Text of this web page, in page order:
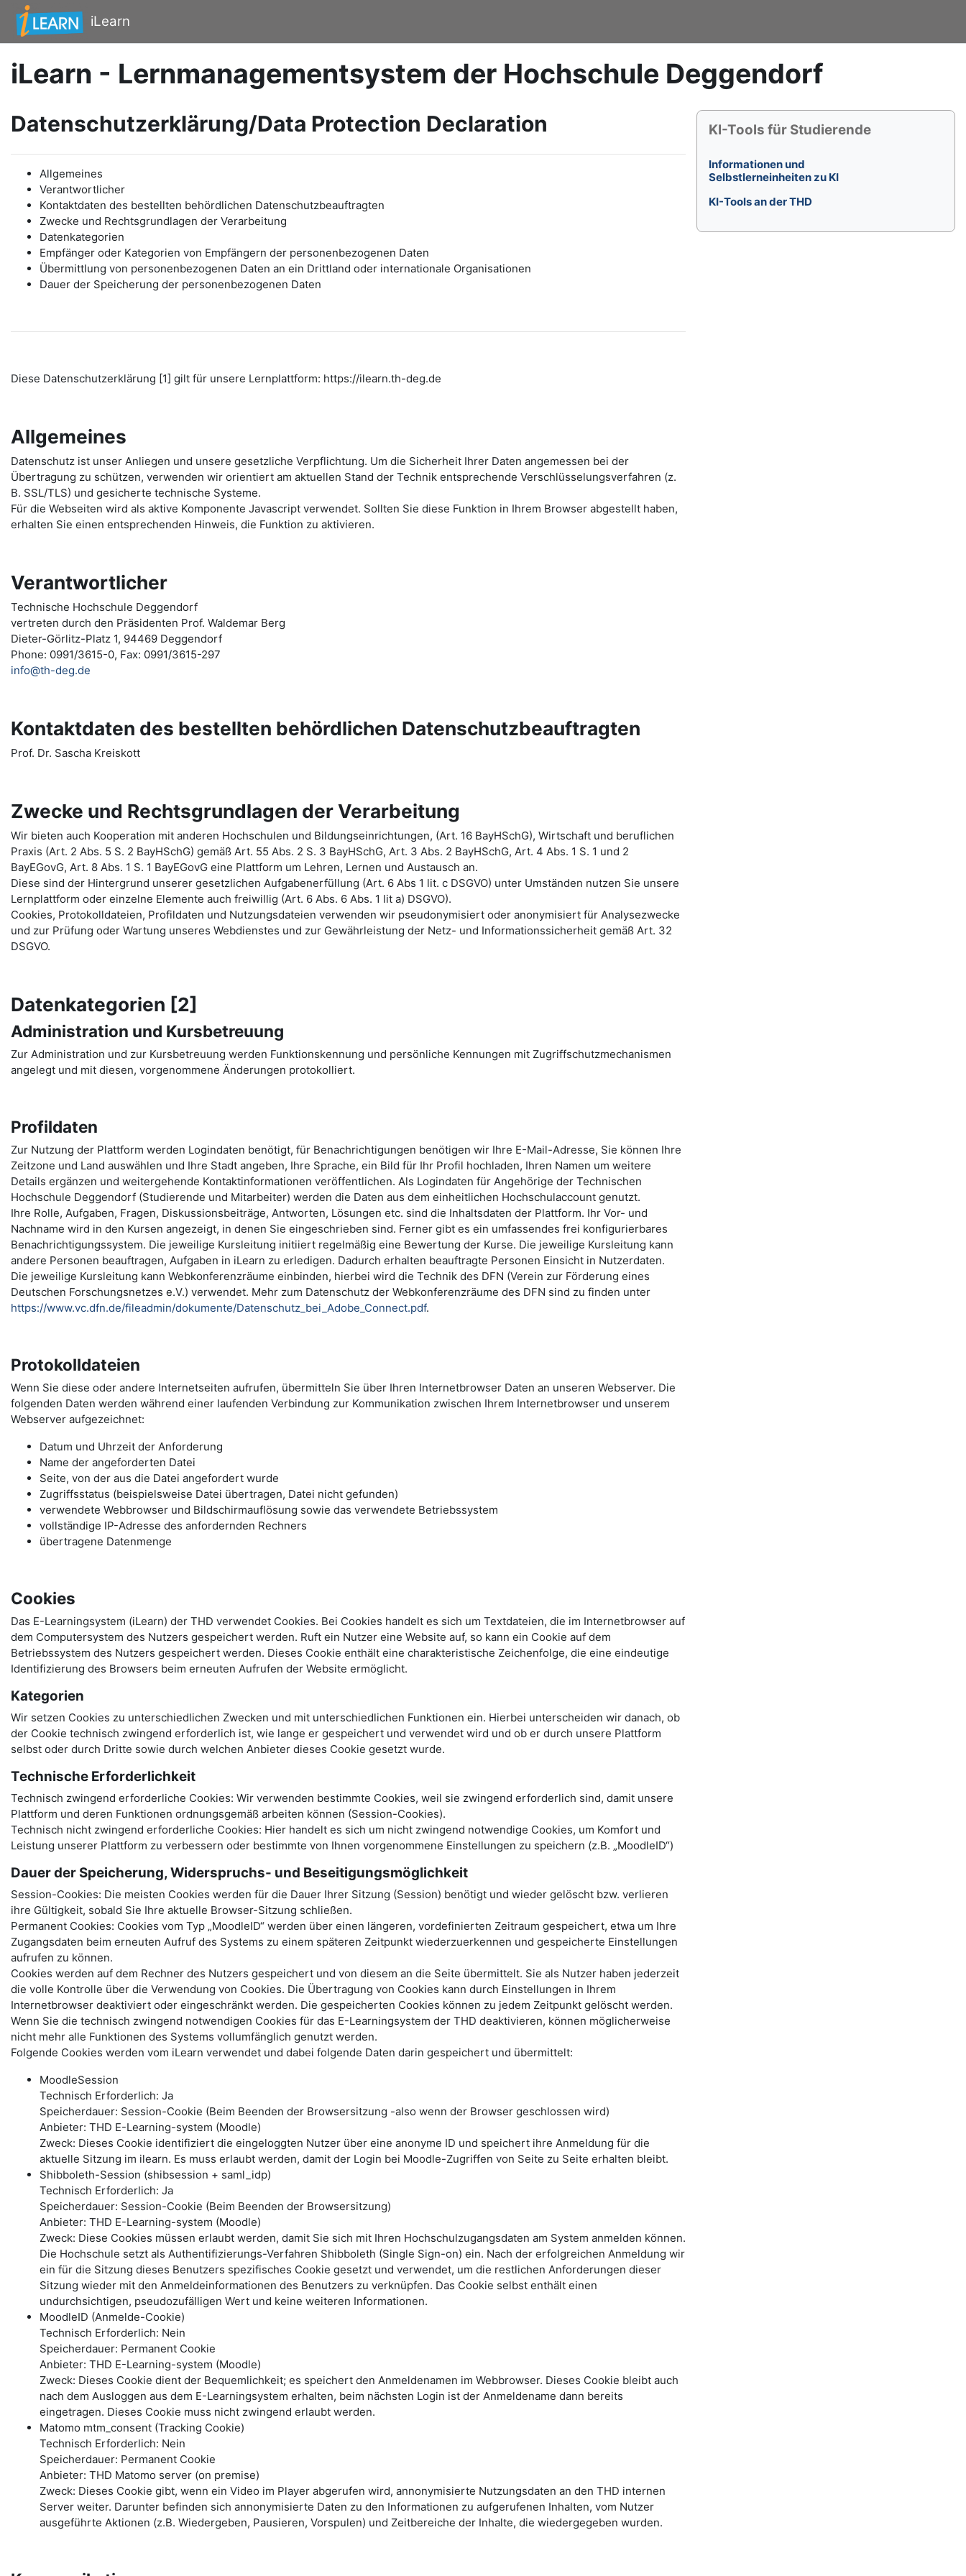
Zum Hauptinhalt
iLearn
iLearn - Lernmanagementsystem der Hochschule Deggendorf
Datenschutzerklärung/Data Protection Declaration
Allgemeines
Verantwortlicher
Kontaktdaten des bestellten behördlichen Datenschutzbeauftragten
Zwecke und Rechtsgrundlagen der Verarbeitung
Datenkategorien
Empfänger oder Kategorien von Empfängern der personenbezogenen Daten
Übermittlung von personenbezogenen Daten an ein Drittland oder internationale Organisationen
Dauer der Speicherung der personenbezogenen Daten
Diese Datenschutzerklärung [1] gilt für unsere Lernplattform: https://ilearn.th-deg.de
Allgemeines
Datenschutz ist unser Anliegen und unsere gesetzliche Verpflichtung. Um die Sicherheit Ihrer Daten angemessen bei der
Übertragung zu schützen, verwenden wir orientiert am aktuellen Stand der Technik entsprechende Verschlüsselungsverfahren (z.
B. SSL/TLS) und gesicherte technische Systeme.
Für die Webseiten wird als aktive Komponente Javascript verwendet. Sollten Sie diese Funktion in Ihrem Browser abgestellt haben,
erhalten Sie einen entsprechenden Hinweis, die Funktion zu aktivieren.
Verantwortlicher
Technische Hochschule Deggendorf
vertreten durch den Präsidenten Prof. Waldemar Berg
Dieter-Görlitz-Platz 1, 94469 Deggendorf
Phone: 0991/3615-0, Fax: 0991/3615-297
info@th-deg.de
Kontaktdaten des bestellten behördlichen Datenschutzbeauftragten
Prof. Dr. Sascha Kreiskott
Zwecke und Rechtsgrundlagen der Verarbeitung
Wir bieten auch Kooperation mit anderen Hochschulen und Bildungseinrichtungen, (Art. 16 BayHSchG), Wirtschaft und beruflichen
Praxis (Art. 2 Abs. 5 S. 2 BayHSchG) gemäß Art. 55 Abs. 2 S. 3 BayHSchG, Art. 3 Abs. 2 BayHSchG, Art. 4 Abs. 1 S. 1 und 2
BayEGovG, Art. 8 Abs. 1 S. 1 BayEGovG eine Plattform um Lehren, Lernen und Austausch an.
Diese sind der Hintergrund unserer gesetzlichen Aufgabenerfüllung (Art. 6 Abs 1 lit. c DSGVO) unter Umständen nutzen Sie unsere
Lernplattform oder einzelne Elemente auch freiwillig (Art. 6 Abs. 6 Abs. 1 lit a) DSGVO).
Cookies, Protokolldateien, Profildaten und Nutzungsdateien verwenden wir pseudonymisiert oder anonymisiert für Analysezwecke
und zur Prüfung oder Wartung unseres Webdienstes und zur Gewährleistung der Netz- und Informationssicherheit gemäß Art. 32
DSGVO.
Datenkategorien [2]
Administration und Kursbetreuung
Zur Administration und zur Kursbetreuung werden Funktionskennung und persönliche Kennungen mit Zugriffschutzmechanismen
angelegt und mit diesen, vorgenommene Änderungen protokolliert.
Profildaten
Zur Nutzung der Plattform werden Logindaten benötigt, für Benachrichtigungen benötigen wir Ihre E-Mail-Adresse, Sie können Ihre
Zeitzone und Land auswählen und Ihre Stadt angeben, Ihre Sprache, ein Bild für Ihr Profil hochladen, Ihren Namen um weitere
Details ergänzen und weitergehende Kontaktinformationen veröffentlichen. Als Logindaten für Angehörige der Technischen
Hochschule Deggendorf (Studierende und Mitarbeiter) werden die Daten aus dem einheitlichen Hochschulaccount genutzt.
Ihre Rolle, Aufgaben, Fragen, Diskussionsbeiträge, Antworten, Lösungen etc. sind die Inhaltsdaten der Plattform. Ihr Vor- und
Nachname wird in den Kursen angezeigt, in denen Sie eingeschrieben sind. Ferner gibt es ein umfassendes frei konfigurierbares
Benachrichtigungssystem. Die jeweilige Kursleitung initiiert regelmäßig eine Bewertung der Kurse. Die jeweilige Kursleitung kann
andere Personen beauftragen, Aufgaben in iLearn zu erledigen. Dadurch erhalten beauftragte Personen Einsicht in Nutzerdaten.
Die jeweilige Kursleitung kann Webkonferenzräume einbinden, hierbei wird die Technik des DFN (Verein zur Förderung eines
Deutschen Forschungsnetzes e.V.) verwendet. Mehr zum Datenschutz der Webkonferenzräume des DFN sind zu finden unter
https://www.vc.dfn.de/fileadmin/dokumente/Datenschutz_bei_Adobe_Connect.pdf.
Protokolldateien
Wenn Sie diese oder andere Internetseiten aufrufen, übermitteln Sie über Ihren Internetbrowser Daten an unseren Webserver. Die
folgenden Daten werden während einer laufenden Verbindung zur Kommunikation zwischen Ihrem Internetbrowser und unserem
Webserver aufgezeichnet:
Datum und Uhrzeit der Anforderung
Name der angeforderten Datei
Seite, von der aus die Datei angefordert wurde
Zugriffsstatus (beispielsweise Datei übertragen, Datei nicht gefunden)
verwendete Webbrowser und Bildschirmauflösung sowie das verwendete Betriebssystem
vollständige IP-Adresse des anfordernden Rechners
übertragene Datenmenge
Cookies
Das E-Learningsystem (iLearn) der THD verwendet Cookies. Bei Cookies handelt es sich um Textdateien, die im Internetbrowser auf
dem Computersystem des Nutzers gespeichert werden. Ruft ein Nutzer eine Website auf, so kann ein Cookie auf dem
Betriebssystem des Nutzers gespeichert werden. Dieses Cookie enthält eine charakteristische Zeichenfolge, die eine eindeutige
Identifizierung des Browsers beim erneuten Aufrufen der Website ermöglicht.
Kategorien
Wir setzen Cookies zu unterschiedlichen Zwecken und mit unterschiedlichen Funktionen ein. Hierbei unterscheiden wir danach, ob
der Cookie technisch zwingend erforderlich ist, wie lange er gespeichert und verwendet wird und ob er durch unsere Plattform
selbst oder durch Dritte sowie durch welchen Anbieter dieses Cookie gesetzt wurde.
Technische Erforderlichkeit
Technisch zwingend erforderliche Cookies: Wir verwenden bestimmte Cookies, weil sie zwingend erforderlich sind, damit unsere
Plattform und deren Funktionen ordnungsgemäß arbeiten können (Session-Cookies).
Technisch nicht zwingend erforderliche Cookies: Hier handelt es sich um nicht zwingend notwendige Cookies, um Komfort und
Leistung unserer Plattform zu verbessern oder bestimmte von Ihnen vorgenommene Einstellungen zu speichern (z.B. „MoodleID“)
Dauer der Speicherung, Widerspruchs- und Beseitigungsmöglichkeit
Session-Cookies: Die meisten Cookies werden für die Dauer Ihrer Sitzung (Session) benötigt und wieder gelöscht bzw. verlieren
ihre Gültigkeit, sobald Sie Ihre aktuelle Browser-Sitzung schließen.
Permanent Cookies: Cookies vom Typ „MoodleID“ werden über einen längeren, vordefinierten Zeitraum gespeichert, etwa um Ihre
Zugangsdaten beim erneuten Aufruf des Systems zu einem späteren Zeitpunkt wiederzuerkennen und gespeicherte Einstellungen
aufrufen zu können.
Cookies werden auf dem Rechner des Nutzers gespeichert und von diesem an die Seite übermittelt. Sie als Nutzer haben jederzeit
die volle Kontrolle über die Verwendung von Cookies. Die Übertragung von Cookies kann durch Einstellungen in Ihrem
Internetbrowser deaktiviert oder eingeschränkt werden. Die gespeicherten Cookies können zu jedem Zeitpunkt gelöscht werden.
Wenn Sie die technisch zwingend notwendigen Cookies für das E-Learningsystem der THD deaktivieren, können möglicherweise
nicht mehr alle Funktionen des Systems vollumfänglich genutzt werden.
Folgende Cookies werden vom iLearn verwendet und dabei folgende Daten darin gespeichert und übermittelt:
MoodleSession
Technisch Erforderlich: Ja
Speicherdauer: Session-Cookie (Beim Beenden der Browsersitzung -also wenn der Browser geschlossen wird)
Anbieter: THD E-Learning-system (Moodle)
Zweck: Dieses Cookie identifiziert die eingeloggten Nutzer über eine anonyme ID und speichert ihre Anmeldung für die
aktuelle Sitzung im ilearn. Es muss erlaubt werden, damit der Login bei Moodle-Zugriffen von Seite zu Seite erhalten bleibt.
Shibboleth-Session (shibsession + saml_idp)
Technisch Erforderlich: Ja
Speicherdauer: Session-Cookie (Beim Beenden der Browsersitzung)
Anbieter: THD E-Learning-system (Moodle)
Zweck: Diese Cookies müssen erlaubt werden, damit Sie sich mit Ihren Hochschulzugangsdaten am System anmelden können.
Die Hochschule setzt als Authentifizierungs-Verfahren Shibboleth (Single Sign-on) ein. Nach der erfolgreichen Anmeldung wir
ein für die Sitzung dieses Benutzers spezifisches Cookie gesetzt und verwendet, um die restlichen Anforderungen dieser
Sitzung wieder mit den Anmeldeinformationen des Benutzers zu verknüpfen. Das Cookie selbst enthält einen
undurchsichtigen, pseudozufälligen Wert und keine weiteren Informationen.
MoodleID (Anmelde-Cookie)
Technisch Erforderlich: Nein
Speicherdauer: Permanent Cookie
Anbieter: THD E-Learning-system (Moodle)
Zweck: Dieses Cookie dient der Bequemlichkeit; es speichert den Anmeldenamen im Webbrowser. Dieses Cookie bleibt auch
nach dem Ausloggen aus dem E-Learningsystem erhalten, beim nächsten Login ist der Anmeldename dann bereits
eingetragen. Dieses Cookie muss nicht zwingend erlaubt werden.
Matomo mtm_consent (Tracking Cookie)
Technisch Erforderlich: Nein
Speicherdauer: Permanent Cookie
Anbieter: THD Matomo server (on premise)
Zweck: Dieses Cookie gibt, wenn ein Video im Player abgerufen wird, annonymisierte Nutzungsdaten an den THD internen
Server weiter. Darunter befinden sich annonymisierte Daten zu den Informationen zu aufgerufenen Inhalten, vom Nutzer
ausgeführte Aktionen (z.B. Wiedergeben, Pausieren, Vorspulen) und Zeitbereiche der Inhalte, die wiedergegeben wurden.
Blöcke
KI-Tools für Studierende überspringen
KI-Tools für Studierende
Informationen und
Selbstlerneinheiten zu KI
KI-Tools an der THD